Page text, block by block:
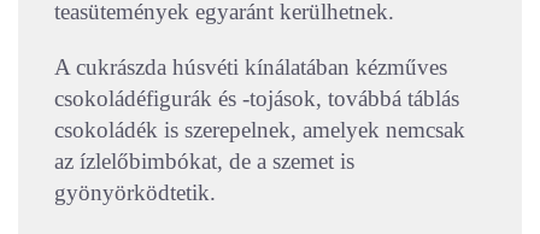
teasütemények egyaránt kerülhetnek.
A cukrászda húsvéti kínálatában kézműves
csokoládéfigurák és -tojások, továbbá táblás
csokoládék is szerepelnek, amelyek nemcsak
az ízlelőbimbókat, de a szemet is
gyönyörködtetik.